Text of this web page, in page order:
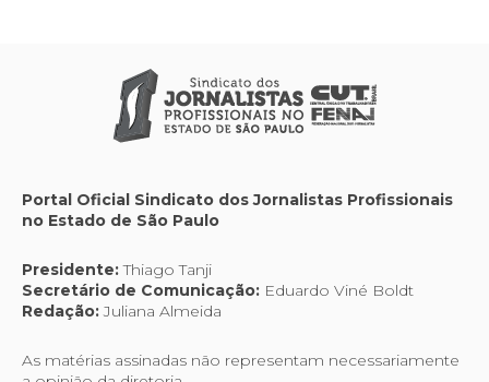
Portal Oficial Sindicato dos Jornalistas Profissionais
no Estado de São Paulo
Presidente:Thiago Tanji
Secretário de Comunicação: Eduardo Viné Boldt
Redação:Juliana Almeida
As matérias assinadas não representam necessariamente